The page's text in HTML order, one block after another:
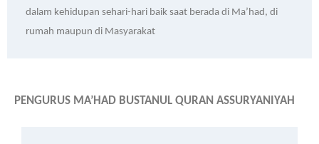
dalam kehidupan sehari-hari baik saat berada di Ma’had, di
rumah maupun di Masyarakat
PENGURUS MA’HAD BUSTANUL QURAN ASSURYANIYAH